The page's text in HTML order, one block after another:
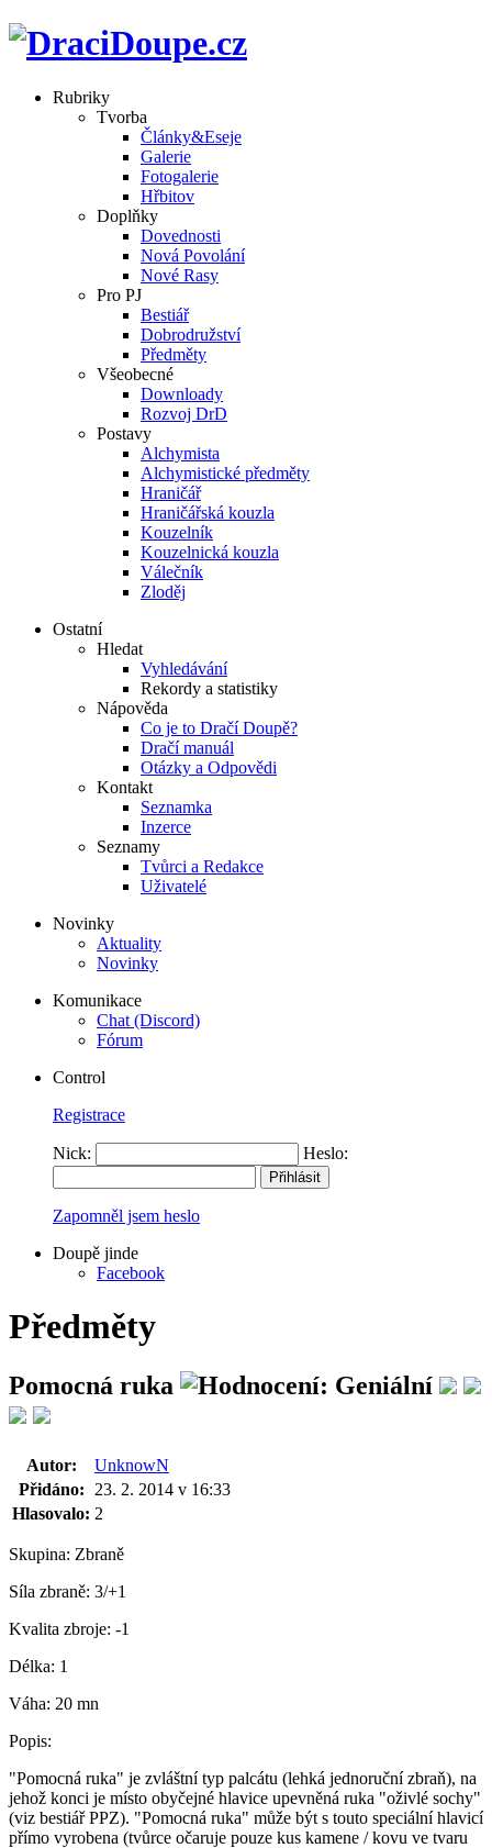
Rubriky
Tvorba
Články&Eseje
Galerie
Fotogalerie
Hřbitov
Doplňky
Dovednosti
Nová Povolání
Nové Rasy
Pro PJ
Bestiář
Dobrodružství
Předměty
Všeobecné
Downloady
Rozvoj DrD
Postavy
Alchymista
Alchymistické předměty
Hraničář
Hraničářská kouzla
Kouzelník
Kouzelnická kouzla
Válečník
Zloděj
Ostatní
Hledat
Vyhledávání
Rekordy a statistiky
Nápověda
Co je to Dračí Doupě?
Dračí manuál
Otázky a Odpovědi
Kontakt
Seznamka
Inzerce
Seznamy
Tvůrci a Redakce
Uživatelé
Novinky
Aktuality
Novinky
Komunikace
Chat (Discord)
Fórum
Control
Registrace
Nick: Heslo:
Zapomněl jsem heslo
Doupě jinde
Facebook
Předměty
Pomocná ruka
Autor:
UnknowN
Přidáno:
23. 2. 2014 v 16:33
Hlasovalo: 2
Skupina: Zbraně
Síla zbraně: 3/+1
Kvalita zbroje: -1
Délka: 1
Váha: 20 mn
Popis:
"Pomocná ruka" je zvláštní typ palcátu (lehká jednoruční zbraň), na
jehož konci je místo obyčejné hlavice upevněná ruka "oživlé sochy"
(viz bestiář PPZ). "Pomocná ruka" může být s touto speciální hlavicí
přímo vyrobena (tvůrce očaruje pouze kus kamene / kovu ve tvaru